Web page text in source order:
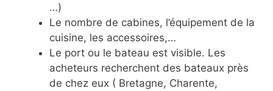
…)
Le nombre de cabines, l’équipement de la
cuisine, les accessoires,…
Le port ou le bateau est visible. Les
acheteurs recherchent des bateaux près
de chez eux ( Bretagne, Charente,